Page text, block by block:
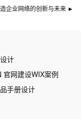
企业网络的创新与未来 ►
计
官网建设WIX案例
手册设计